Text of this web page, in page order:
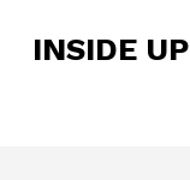
INSIDE UP